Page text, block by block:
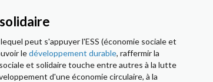
peut s'appuyer l'ESS (économie sociale et
ledéveloppement durable, raffermir la
et solidaire touche entre autres à la lutte
d'une économie circulaire, à la